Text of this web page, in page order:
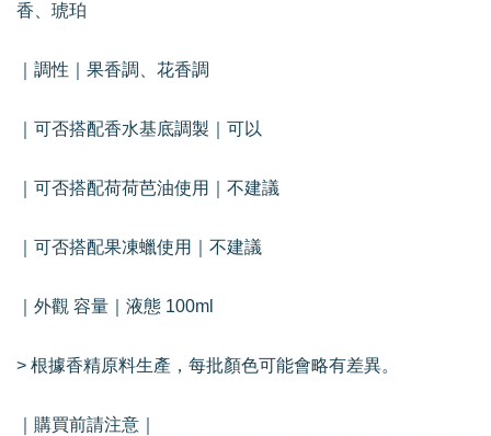
香、琥珀
｜調性｜果香調、花香調
｜可否搭配香水基底調製｜可以
｜可否搭配荷荷芭油使用｜不建議
｜可否搭配果凍蠟使用｜不建議
｜外觀 容量｜液態 100ml
> 根據香精原料生產，每批顏色可能會略有差異。
｜購買前請注意｜